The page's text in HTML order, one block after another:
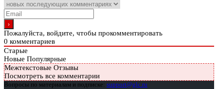
Пожалуйста, войдите, чтобы прокомментировать
0 комментариев
Старые
Новые Популярные
Межтекстовые Отзывы
Посмотреть все комментарии
Вопросы по материалам и подписке: support@glc.ru